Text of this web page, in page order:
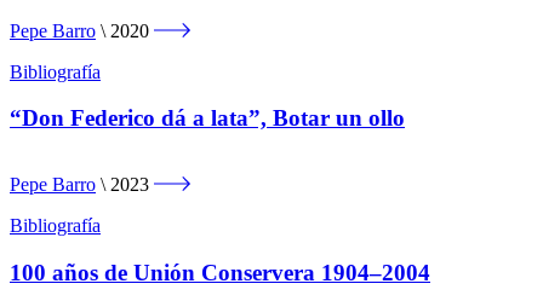
Pepe Barro
2020
Bibliografía
“Don Federico dá a lata”, Botar un ollo
Pepe Barro
2023
Bibliografía
100 años de Unión Conservera 1904–2004